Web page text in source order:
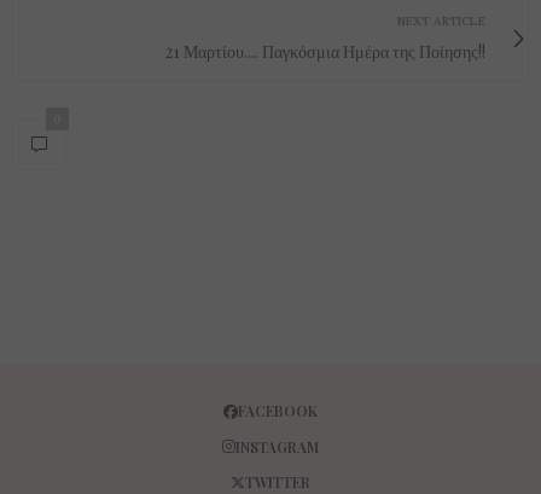
NEXT ARTICLE
21 Μαρτίου.... Παγκόσμια Ημέρα της Ποίησης!!
FACEBOOK
INSTAGRAM
TWITTER